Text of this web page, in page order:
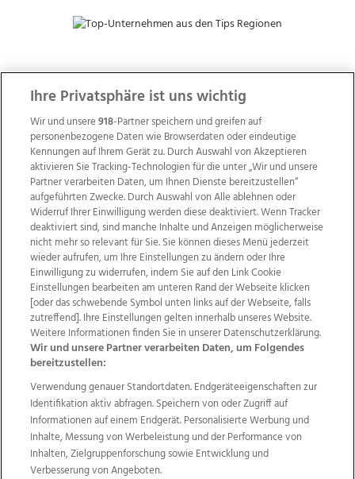
ZUR NACHRICHTENÜBERSICHT
Wir über uns Mediadaten Kontakt
Jobs
Datenschutz
Impressum
AGB Anzeigekunden
AGB Website
Ehrenkodex Politische Werbung
Weitere Angebote des Medienhauses Wimmer
TV1 di-mog-i.at OÖNow
Ischler Woche
Life Radio
OÖNachrichten
OÖN Immobilien
OÖN Karriere
OÖN Reise
Promenaden Galerien
Regionaljobs
wasistlos.at
Ihre Privatsphäre ist uns wichtig
Wir und unsere918-Partner speichern und greifen auf
personenbezogene Daten wie Browserdaten oder eindeutige
Kennungen auf Ihrem Gerät zu. Durch Auswahl von Akzeptieren
aktivieren Sie Tracking-Technologien für die unter „Wir und unsere
Partner verarbeiten Daten, um Ihnen Dienste bereitzustellen“
aufgeführten Zwecke. Durch Auswahl von Alle ablehnen oder
Widerruf Ihrer Einwilligung werden diese deaktiviert. Wenn Tracker
deaktiviert sind, sind manche Inhalte und Anzeigen möglicherweise
nicht mehr so relevant für Sie. Sie können dieses Menü jederzeit
wieder aufrufen, um Ihre Einstellungen zu ändern oder Ihre
Einwilligung zu widerrufen, indem Sie auf den Link Cookie
Einstellungen bearbeiten am unteren Rand der Webseite klicken
[oder das schwebende Symbol unten links auf der Webseite, falls
zutreffend]. Ihre Einstellungen gelten innerhalb unseres Website.
Weitere Informationen finden Sie in unserer Datenschutzerklärung.
Wir und unsere Partner verarbeiten Daten, um Folgendes
bereitzustellen:
Verwendung genauer Standortdaten. Endgeräteeigenschaften zur
Identifikation aktiv abfragen. Speichern von oder Zugriff auf
Informationen auf einem Endgerät. Personalisierte Werbung und
Inhalte, Messung von Werbeleistung und der Performance von
Inhalten, Zielgruppenforschung sowie Entwicklung und
Verbesserung von Angeboten.